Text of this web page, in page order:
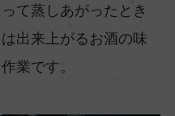
て蒸しあがったとき
出来上がるお酒の味
業です。